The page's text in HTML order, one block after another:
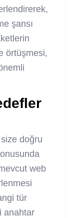
şansı
örtüşmesi,
doğru
web
tür
anahtar